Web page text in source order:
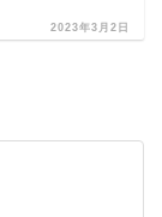
2023年3月2日